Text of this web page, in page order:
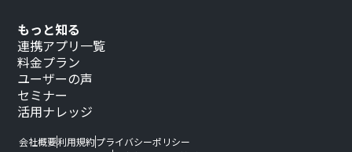
もっと知る
連携アプリ一覧
料金プラン
ユーザーの声
セミナー
活用ナレッジ
会社概要利用規約プライバシーポリシー